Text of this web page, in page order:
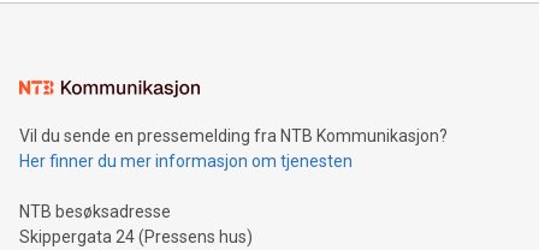
Vil du sende en pressemelding fra NTB Kommunikasjon?
Her finner du mer informasjon om tjenesten
NTB besøksadresse
Skippergata 24 (Pressens hus)